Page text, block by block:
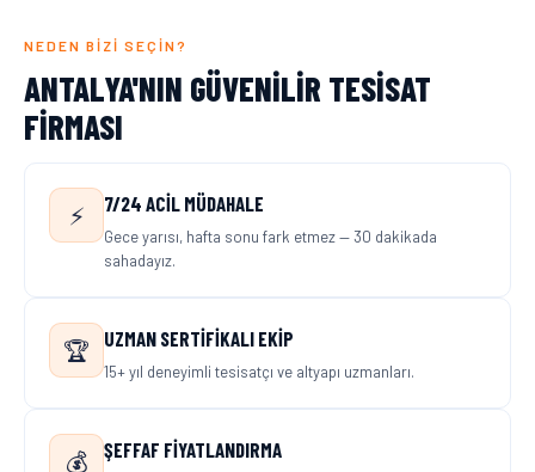
NEDEN BIZI SEÇIN?
ANTALYA'NIN GÜVENILIR TESISAT
FIRMASI
⚡ 7/24 ACIL MÜDAHALE
Gece yarısı, hafta sonu fark etmez — 30 dakikada
sahadayız.
🏆 UZMAN SERTIFIKALI EKIP
15+ yıl deneyimli tesisatçı ve altyapı uzmanları.
💰 ŞEFFAF FIYATLANDIRMA